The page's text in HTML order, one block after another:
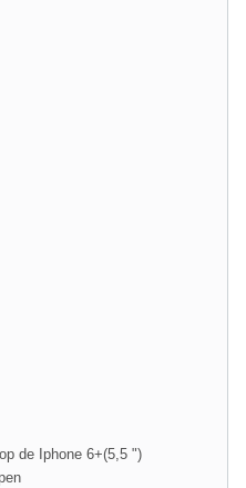
de Iphone 6+(5,5 ")